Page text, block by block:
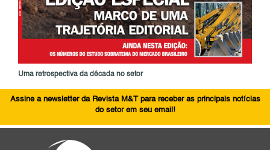
Uma retrospectiva da década no setor
Assine a newsletter da Revista M&T para receber as principais notícias
do setor em seu email!